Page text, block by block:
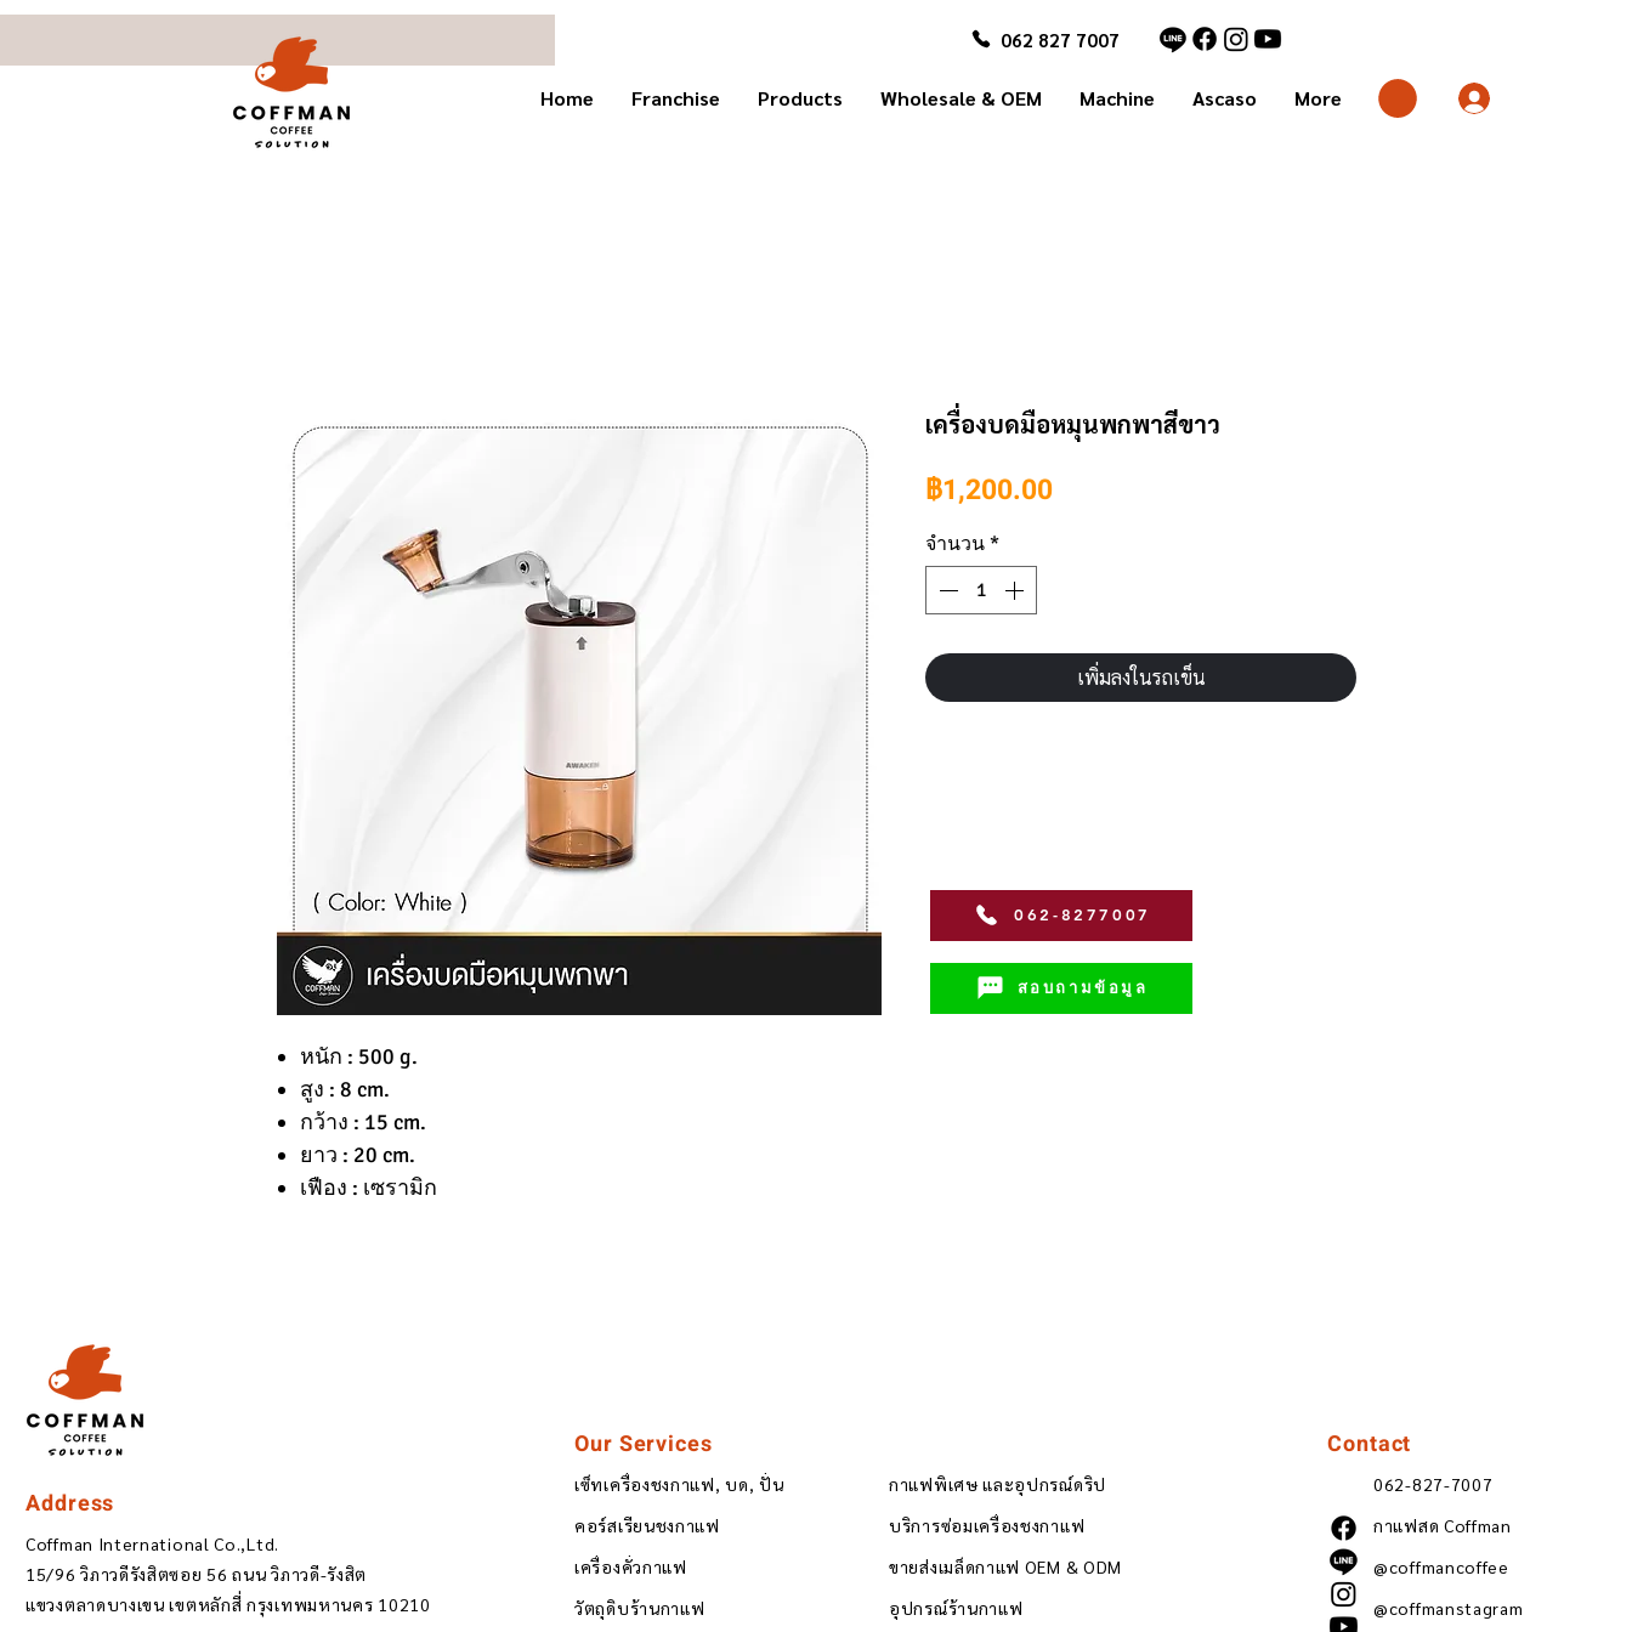
062 827 7007
Home Franchise Products Wholesale & OEM Machine Ascaso More
หนัก : 500 g.
สูง : 8 cm.
กว้าง : 15 cm.
ยาว : 20 cm.
เฟือง : เซรามิก
เครื่องบดมือหมุนพกพาสีขาว
฿1,200.00ราคา
จำนวน *
เพิ่มลงในรถเข็น
สอบถามข้อมูล
062-8277007
Address
Coffman International Co.,Ltd.
15/96 วิภาวดีรังสิตซอย 56 ถนน วิภาวดี-รังสิต
แขวงตลาดบางเขน เขตหลักสี่ กรุงเทพมหานคร 10210
Our Services
เซ็ทเครื่องชงกาแฟ, บด, ปั่น
คอร์สเรียนชงกาแฟ
เครื่องคั่วกาแฟ
วัตถุดิบร้านกาแฟ
กาแฟพิเศษ และอุปกรณ์ดริป
บริการซ่อมเครื่องชงกาแฟ
ขายส่งเมล็ดกาแฟ OEM & ODM
อุปกรณ์ร้านกาแฟ
Contact
062-827-7007
กาแฟสด Coffman
@coffmancoffee
@coffmanstagram